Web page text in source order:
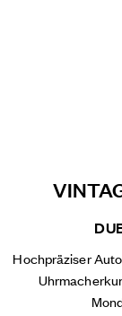
Hochpräziser